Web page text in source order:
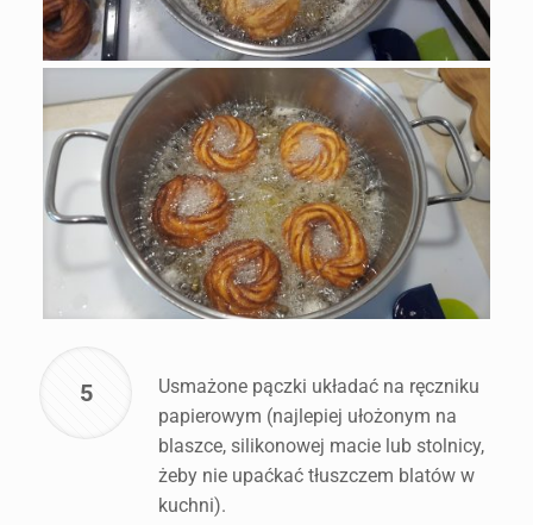
5
Usmażone pączki układać na ręczniku
papierowym (najlepiej ułożonym na
blaszce, silikonowej macie lub stolnicy,
żeby nie upaćkać tłuszczem blatów w
kuchni).